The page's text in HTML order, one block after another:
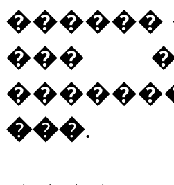
������
���
���.